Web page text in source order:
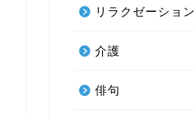
リラクゼーション
介護
俳句